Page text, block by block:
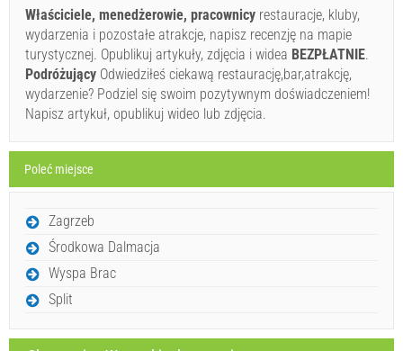
If you don"t want to book now, instead you have more
questions, please fill them bellow and click on "Send
Inquiry".
Właściciele, menedżerowie, pracownicy restauracje, kluby,
wydarzenia i pozostałe atrakcje, napisz recenzję na mapie
turystycznej. Opublikuj artykuły, zdjęcia i widea BEZPŁATNIE.
Podróżujący Odwiedziłeś ciekawą restaurację,bar,atrakcję,
wydarzenie? Podziel się swoim pozytywnym doświadczeniem!
Napisz artykuł, opublikuj wideo lub zdjęcia.
Poleć miejsce
Zagrzeb
Środkowa Dalmacja
Wyspa Brac
Split